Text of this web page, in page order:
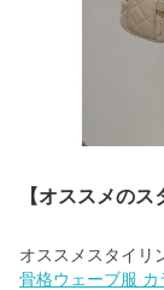
【オススメのス
骨格ウェーブ服